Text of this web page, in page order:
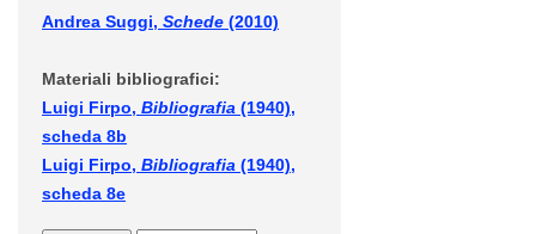
Andrea Suggi, Schede (2010)
Materiali bibliografici:
Luigi Firpo, Bibliografia (1940),
scheda 8b
Luigi Firpo, Bibliografia (1940),
scheda 8e